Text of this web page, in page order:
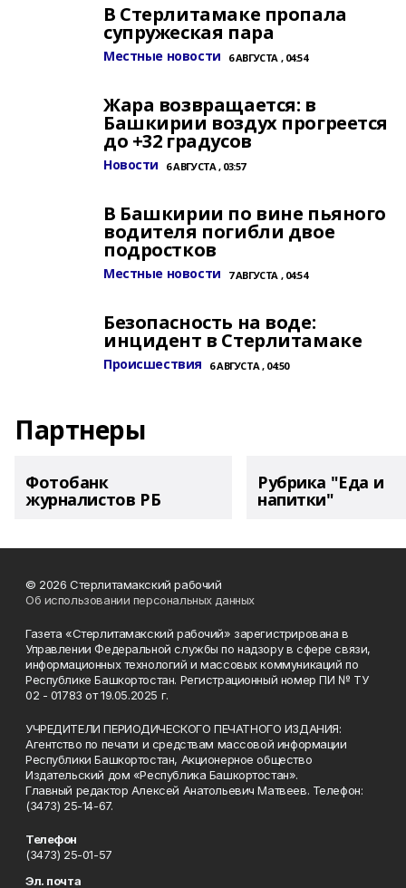
В Стерлитамаке пропала
супружеская пара
Местные новости 6 АВГУСТА , 04:54
Жара возвращается: в
Башкирии воздух прогреется
до +32 градусов
Новости 6 АВГУСТА , 03:57
В Башкирии по вине пьяного
водителя погибли двое
подростков
Местные новости 7 АВГУСТА , 04:54
Безопасность на воде:
инцидент в Стерлитамаке
Происшествия 6 АВГУСТА , 04:50
Партнеры
Фотобанк
журналистов РБ
Рубрика "Еда и
напитки"
© 2026 Стерлитамакский рабочий
Об использовании персональных данных
Газета «Стерлитамакский рабочий» зарегистрирована в
Управлении Федеральной службы по надзору в сфере связи,
информационных технологий и массовых коммуникаций по
Республике Башкортостан. Регистрационный номер ПИ № ТУ
02 - 01783 от 19.05.2025 г.
УЧРЕДИТЕЛИ ПЕРИОДИЧЕСКОГО ПЕЧАТНОГО ИЗДАНИЯ:
Агентство по печати и средствам массовой информации
Республики Башкортостан, Акционерное общество
Издательский дом «Республика Башкортостан».
Главный редактор Алексей Анатольевич Матвеев. Телефон:
(3473) 25-14-67.
Телефон
(3473) 25-01-57
Эл. почта